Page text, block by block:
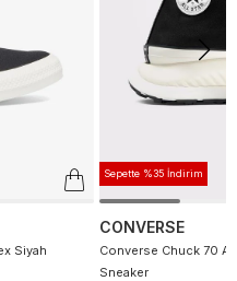
Siyah
Sepette %35 İndirim
CONVERSE
Converse Chuck 70
Sneaker